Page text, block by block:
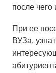
после чего
При ее
ВУЗа,